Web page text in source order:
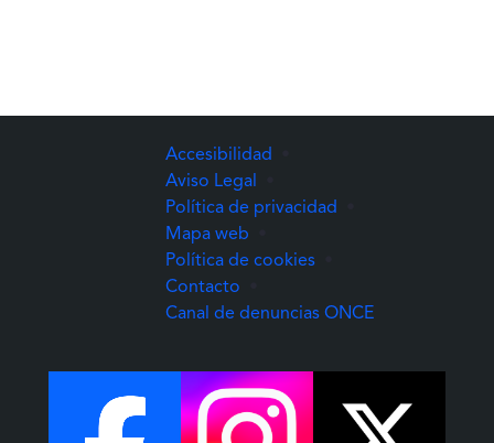
Accesibilidad
Aviso Legal
Política de privacidad
Mapa web
Política de cookies
Contacto
Canal de denuncias ONCE(Abre una